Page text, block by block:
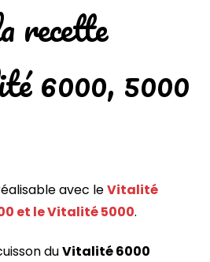
recette
6000, 5000
avec leVitalité
et le Vitalité 5000.
duVitalité 6000